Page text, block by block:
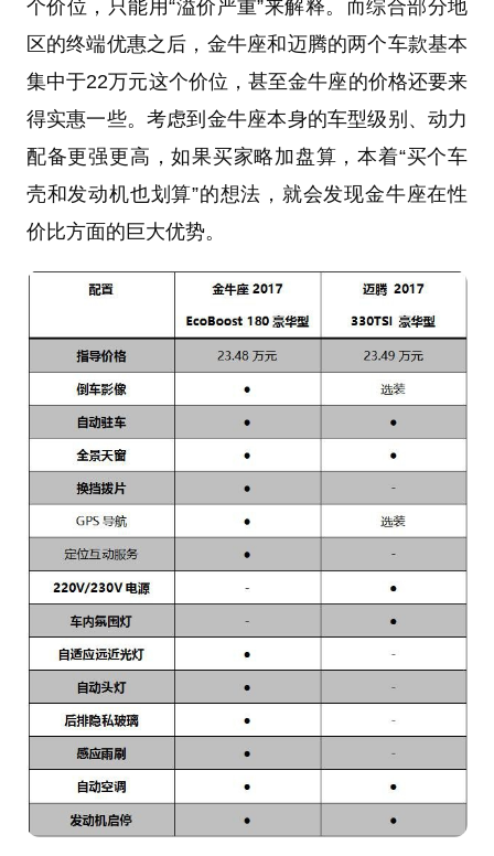
个价位，只能用“溢价严重”来解释。而综合部分地
区的终端优惠之后，金牛座和迈腾的两个车款基本
集中于22万元这个价位，甚至金牛座的价格还要来
得实惠一些。考虑到金牛座本身的车型级别、动力
配备更强更高，如果买家略加盘算，本着“买个车
壳和发动机也划算”的想法，就会发现金牛座在性
价比方面的巨大优势。